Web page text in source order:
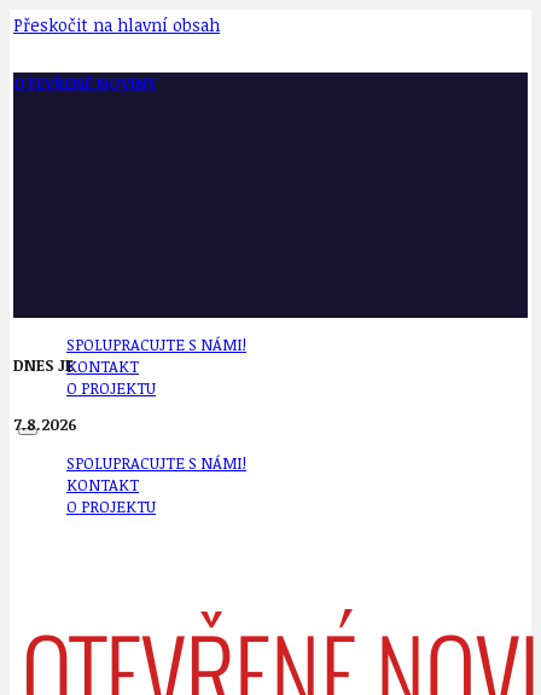
Přeskočit na hlavní obsah
OTEVŘENÉ NOVINY
SPOLUPRACUJTE S NÁMI!
KONTAKT
O PROJEKTU
SPOLUPRACUJTE S NÁMI!
KONTAKT
O PROJEKTU
DNES JE
7.8.2026